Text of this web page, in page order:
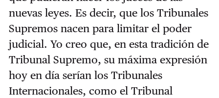
nuevas leyes. Es decir, que los Tribunales
Supremos nacen para limitar el poder
judicial. Yo creo que, en esta tradición de
Tribunal Supremo, su máxima expresión
hoy en día serían los Tribunales
Internacionales, como el Tribunal